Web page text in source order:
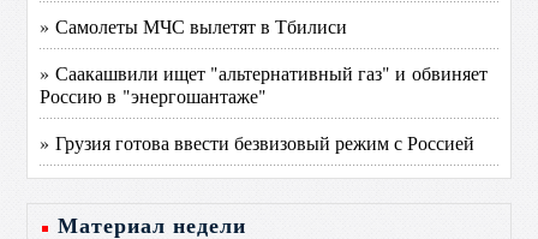
» Самолеты МЧС вылетят в Тбилиси
» Саакашвили ищет "альтернативный газ" и обвиняет
Россию в "энергошантаже"
» Грузия готова ввести безвизовый режим с Россией
Материал недели